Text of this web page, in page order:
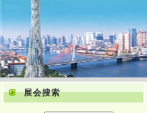
展会搜索